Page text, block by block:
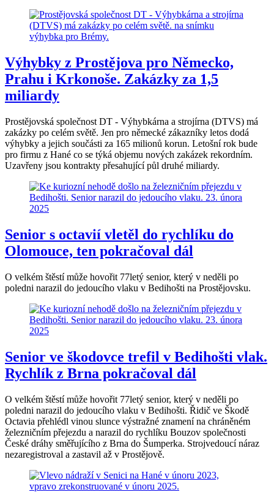
Výhybky z Prostějova pro Německo,
Prahu i Krkonoše. Zakázky za 1,5
miliardy
Prostějovská společnost DT - Výhybkárna a strojírna (DTVS) má
zakázky po celém světě. Jen pro německé zákazníky letos dodá
výhybky a jejich součásti za 165 milionů korun. Letošní rok bude
pro firmu z Hané co se týká objemu nových zakázek rekordním.
Uzavřeny jsou kontrakty přesahující půl druhé miliardy.
Senior s octavií vletěl do rychlíku do
Olomouce, ten pokračoval dál
O velkém štěstí může hovořit 77letý senior, který v neděli po
poledni narazil do jedoucího vlaku v Bedihošti na Prostějovsku.
Senior ve škodovce trefil v Bedihošti vlak.
Rychlík z Brna pokračoval dál
O velkém štěstí může hovořit 77letý senior, který v neděli po
poledni narazil do jedoucího vlaku v Bedihošti. Řidič ve Škodě
Octavia přehlédl vinou slunce výstražné znamení na chráněném
železničním přejezdu a narazil do rychlíku Bouzov společnosti
České dráhy směřujícího z Brna do Šumperka. Strojvedoucí náraz
nezaregistroval a zastavil až v Prostějově.